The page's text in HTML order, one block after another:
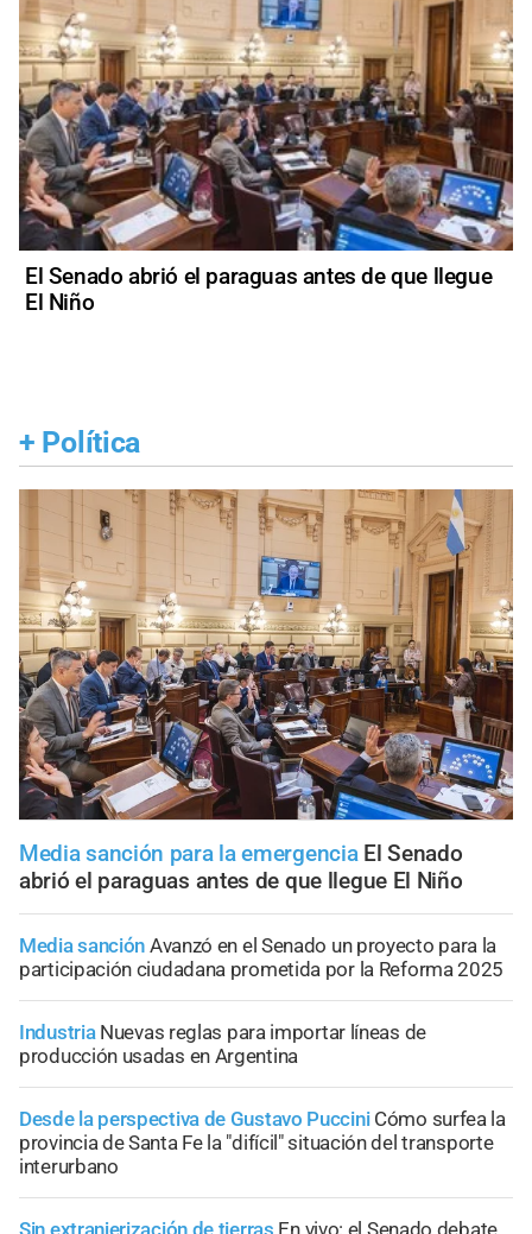
El Senado abrió el paraguas antes de que llegue
El Niño
+ Política
Media sanción para la emergencia El Senado
abrió el paraguas antes de que llegue El Niño
Media sanción Avanzó en el Senado un proyecto para la
participación ciudadana prometida por la Reforma 2025
Industria Nuevas reglas para importar líneas de
producción usadas en Argentina
Desde la perspectiva de Gustavo Puccini Cómo surfea la
provincia de Santa Fe la "difícil" situación del transporte
interurbano
Sin extranjerización de tierras En vivo: el Senado debate